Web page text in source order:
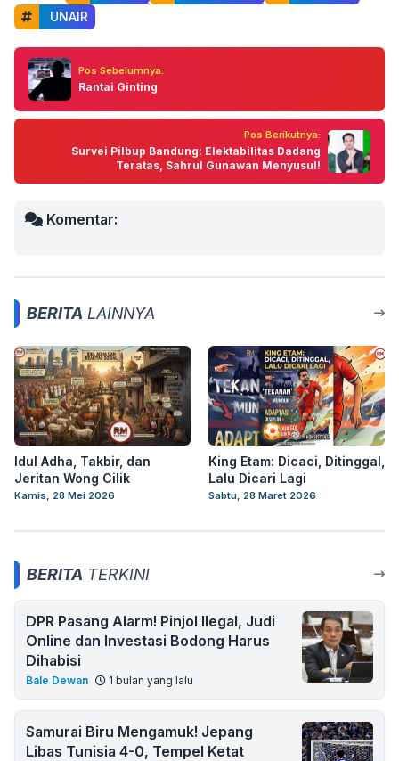
UNAIR
Pos Sebelumnya:
Rantai Ginting
Pos Berikutnya:
Survei Pilbup Bandung: Elektabilitas Dadang
Teratas, Sahrul Gunawan Menyusul!
Komentar:
BERITA LAINNYA
Idul Adha, Takbir, dan
Jeritan Wong Cilik
Kamis, 28 Mei 2026
King Etam: Dicaci, Ditinggal,
Lalu Dicari Lagi
Sabtu, 28 Maret 2026
BERITA TERKINI
DPR Pasang Alarm! Pinjol Ilegal, Judi
Online dan Investasi Bodong Harus
Dihabisi
Bale Dewan 1 bulan yang lalu
Samurai Biru Mengamuk! Jepang
Libas Tunisia 4-0, Tempel Ketat